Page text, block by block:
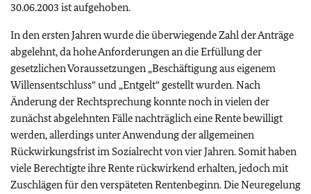
30.06.2003 ist aufgehoben.
In den ersten Jahren wurde die überwiegende Zahl der Anträge
abgelehnt, da hohe Anforderungen an die Erfüllung der
gesetzlichen Voraussetzungen „Beschäftigung aus eigenem
Willensentschluss“ und „Entgelt“ gestellt wurden. Nach
Änderung der Rechtsprechung konnte noch in vielen der
zunächst abgelehnten Fälle nachträglich eine Rente bewilligt
werden, allerdings unter Anwendung der allgemeinen
Rückwirkungsfrist im Sozialrecht von vier Jahren. Somit haben
viele Berechtigte ihre Rente rückwirkend erhalten, jedoch mit
Zuschlägen für den verspäteten Rentenbeginn. Die Neuregelung